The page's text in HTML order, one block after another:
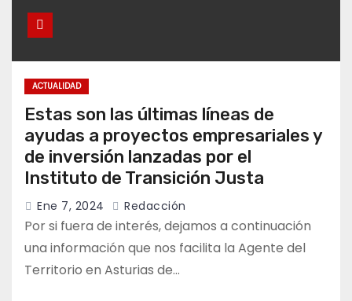
ACTUALIDAD
Estas son las últimas líneas de
ayudas a proyectos empresariales y
de inversión lanzadas por el
Instituto de Transición Justa
Ene 7, 2024 Redacción
Por si fuera de interés, dejamos a continuación
una información que nos facilita la Agente del
Territorio en Asturias de…